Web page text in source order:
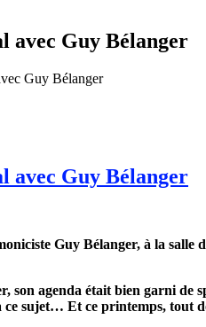
avec Guy Bélanger
Guy Bélanger
avec Guy Bélanger
Guy Bélanger, à la salle d
son agenda était bien garni
ce sujet… Et ce printemps,